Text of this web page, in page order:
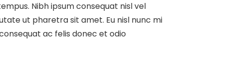
Nibh ipsum consequat nisl vel
ut pharetra sit amet. Eu nisl nunc mi
ac felis donec et odio